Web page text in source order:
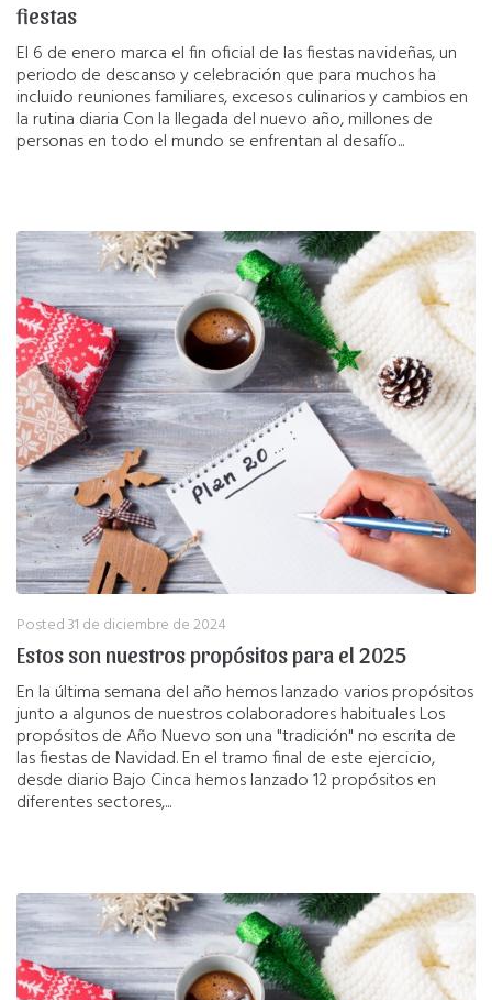
fiestas
El 6 de enero marca el fin oficial de las fiestas navideñas, un
periodo de descanso y celebración que para muchos ha
incluido reuniones familiares, excesos culinarios y cambios en
la rutina diaria Con la llegada del nuevo año, millones de
personas en todo el mundo se enfrentan al desafío...
Posted31 de diciembre de 2024
Estos son nuestros propósitos para el 2025
En la última semana del año hemos lanzado varios propósitos
junto a algunos de nuestros colaboradores habituales Los
propósitos de Año Nuevo son una "tradición" no escrita de
las fiestas de Navidad. En el tramo final de este ejercicio,
desde diario Bajo Cinca hemos lanzado 12 propósitos en
diferentes sectores,...